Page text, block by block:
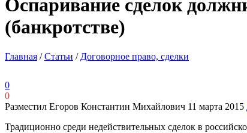
Оспаривание сделок
(банкротстве)
Главная /Статьи / Договорное право, сделки
0
0
Разместил Егоров Константин Михайлович 11 марта 2015
Традиционно среди недействительных сделок в